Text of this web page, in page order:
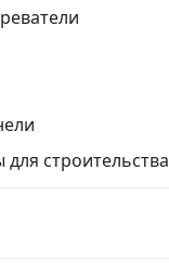
строительства